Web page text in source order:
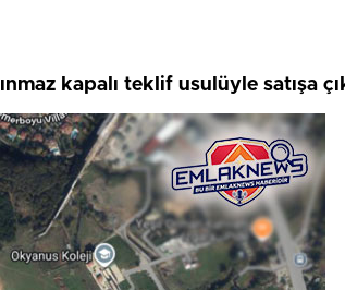
kapalı teklif usulüyle satışa